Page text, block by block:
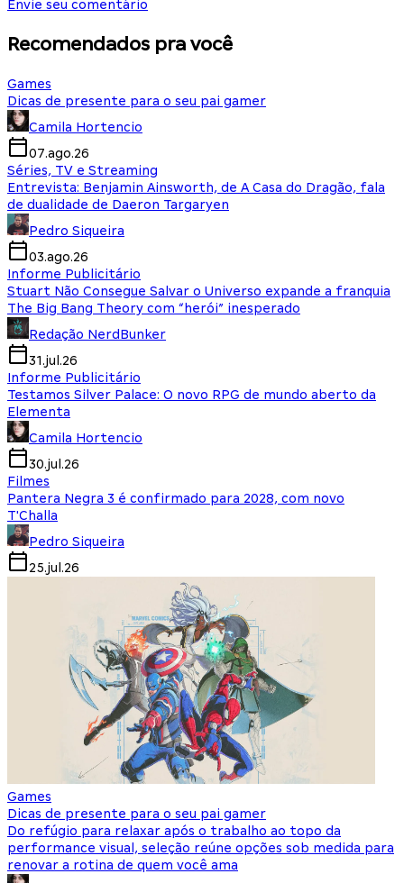
Envie seu comentário
Recomendados pra você
Games
Dicas de presente para o seu pai gamer
Camila Hortencio
07.ago.26
Séries, TV e Streaming
Entrevista: Benjamin Ainsworth, de A Casa do Dragão, fala
de dualidade de Daeron Targaryen
Pedro Siqueira
03.ago.26
Informe Publicitário
Stuart Não Consegue Salvar o Universo expande a franquia
The Big Bang Theory com “herói” inesperado
Redação NerdBunker
31.jul.26
Informe Publicitário
Testamos Silver Palace: O novo RPG de mundo aberto da
Elementa
Camila Hortencio
30.jul.26
Filmes
Pantera Negra 3 é confirmado para 2028, com novo
T'Challa
Pedro Siqueira
25.jul.26
Games
Dicas de presente para o seu pai gamer
Do refúgio para relaxar após o trabalho ao topo da
performance visual, seleção reúne opções sob medida para
renovar a rotina de quem você ama